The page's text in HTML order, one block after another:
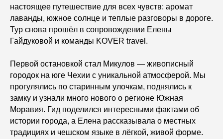
настоящее путешествие для всех чувств: аромат
лаванды, южное солнце и теплые разговоры в дороге.
Тур снова прошёл в сопровождении Елены
Гайдуковой и команды KOVER travel.
Первой остановкой стал Микулов — живописный
городок на юге Чехии с уникальной атмосферой. Мы
прогулялись по старинным улочкам, поднялись к
замку и узнали много нового о регионе Южная
Моравия. Гид поделился интересными фактами об
истории города, а Елена рассказывала о местных
традициях и чешском языке в лёгкой, живой форме.